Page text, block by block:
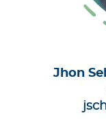
Jhon